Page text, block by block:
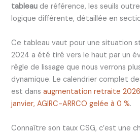
tableau de référence, les seuils
logique différente, détaillée en
Ce tableau vaut pour une situation
2024 a été tiré vers le haut par un
règle de lissage que nous verrons
dynamique. Le calendrier complet
est dansaugmentation retraite 2026
janvier, AGIRC-ARRCO gelée à 0 %.
Connaître son taux CSG, c’est une